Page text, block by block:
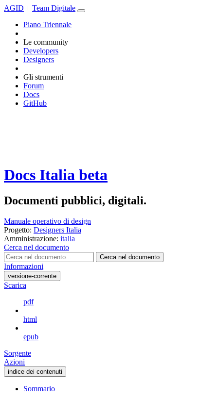
AGID + Team Digitale
Piano Triennale
Le community
Developers
Designers
Gli strumenti
Forum
Docs
GitHub
Docs Italia beta
Documenti pubblici, digitali.
Manuale operativo di design
Progetto: Designers Italia
Amministrazione: italia
Cerca nel documento
Cerca nel documento
Informazioni
versione-corrente
Scarica
pdf
html
epub
Sorgente
Azioni
indice dei contenuti
Sommario